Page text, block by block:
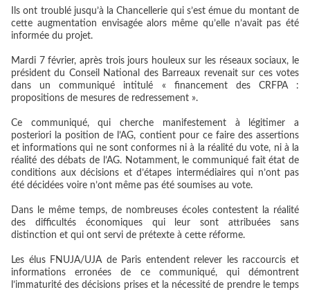
Ils ont troublé jusqu’à la Chancellerie qui s’est émue du montant de
cette augmentation envisagée alors même qu’elle n’avait pas été
informée du projet.
Mardi 7 février, après trois jours houleux sur les réseaux sociaux, le
président du Conseil National des Barreaux revenait sur ces votes
dans un communiqué intitulé « financement des CRFPA :
propositions de mesures de redressement ».
Ce communiqué, qui cherche manifestement à légitimer a
posteriori la position de l’AG, contient pour ce faire des assertions
et informations qui ne sont conformes ni à la réalité du vote, ni à la
réalité des débats de l’AG. Notamment, le communiqué fait état de
conditions aux décisions et d’étapes intermédiaires qui n’ont pas
été décidées voire n’ont même pas été soumises au vote.
Dans le même temps, de nombreuses écoles contestent la réalité
des difficultés économiques qui leur sont attribuées sans
distinction et qui ont servi de prétexte à cette réforme.
Les élus FNUJA/UJA de Paris entendent relever les raccourcis et
informations erronées de ce communiqué, qui démontrent
l’immaturité des décisions prises et la nécessité de prendre le temps